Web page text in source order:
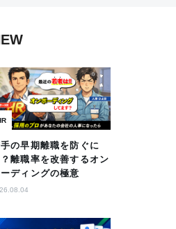
の早期離職を防ぐに
離職率を改善するオン
ディングの極意